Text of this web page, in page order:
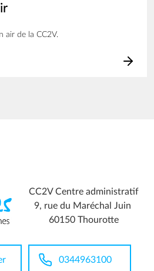
air de la CC2V.
CC2V Centre administratif
9, rue du Maréchal Juin
60150 Thourotte
0344963100